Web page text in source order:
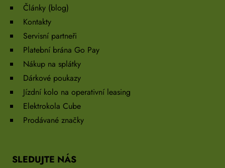
Články (blog)
Kontakty
Servisní partneři
Platební brána Go Pay
Nákup na splátky
Dárkové poukazy
Jízdní kolo na operativní leasing
Elektrokola Cube
Prodávané značky
SLEDUJTE NÁS